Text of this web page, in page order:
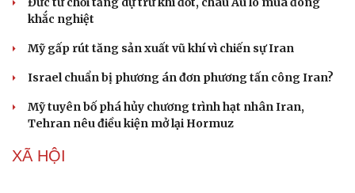
81 năm thảm họa bom nguyên tử và ước nguyện